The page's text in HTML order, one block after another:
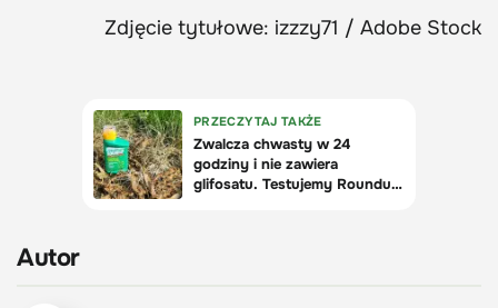
Zdjęcie tytułowe: izzzy71 / Adobe Stock
Autor